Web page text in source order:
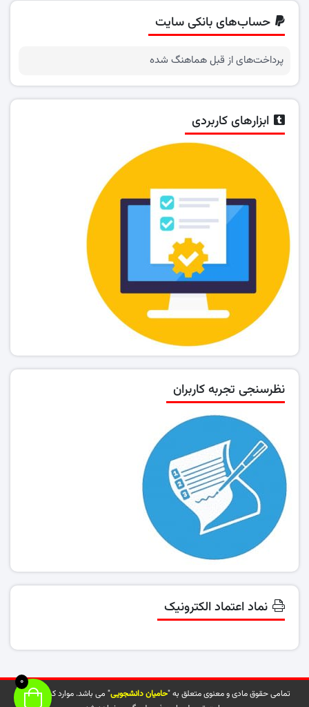
حساب‌های بانکی سایت
پرداخت‌های از قبل هماهنگ شده
ابزارهای کاربردی
نظرسنجی تجربه کاربران
نماد اعتماد الکترونیک
تمامی حقوق مادی و معنوی متعلق به "حامیان دانشجویی" می باشد. موارد کپی شده از
0